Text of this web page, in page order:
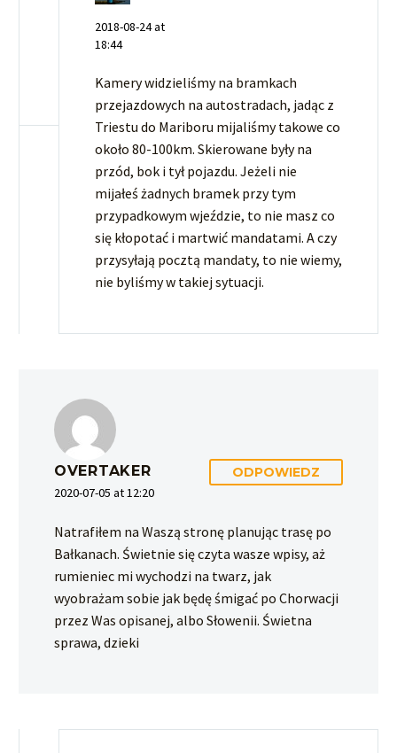
2018-08-24 at
18:44
Kamery widzieliśmy na bramkach
przejazdowych na autostradach, jadąc z
Triestu do Mariboru mijaliśmy takowe co
około 80-100km. Skierowane były na
przód, bok i tył pojazdu. Jeżeli nie
mijałeś żadnych bramek przy tym
przypadkowym wjeździe, to nie masz co
się kłopotać i martwić mandatami. A czy
przysyłają pocztą mandaty, to nie wiemy,
nie byliśmy w takiej sytuacji.
OVERTAKER
2020-07-05 at 12:20
ODPOWIEDZ
Natrafiłem na Waszą stronę planując trasę po
Bałkanach. Świetnie się czyta wasze wpisy, aż
rumieniec mi wychodzi na twarz, jak
wyobrażam sobie jak będę śmigać po Chorwacji
przez Was opisanej, albo Słowenii. Świetna
sprawa, dzieki